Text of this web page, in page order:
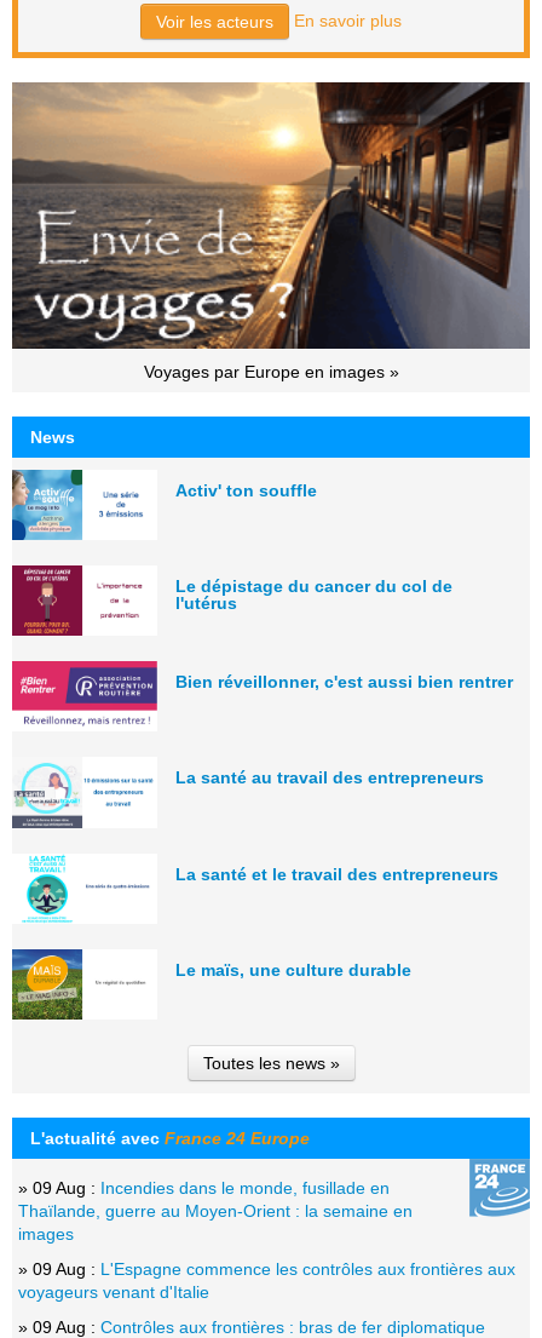
Voir les acteurs En savoir plus
Voyages par Europe en images »
News
Activ' ton souffle
Le dépistage du cancer du col de
l'utérus
Bien réveillonner, c'est aussi bien rentrer
La santé au travail des entrepreneurs
La santé et le travail des entrepreneurs
Le maïs, une culture durable
Toutes les news »
L'actualité avec France 24 Europe
» 09 Aug : Incendies dans le monde, fusillade en
Thaïlande, guerre au Moyen-Orient : la semaine en
images
» 09 Aug : L'Espagne commence les contrôles aux frontières aux
voyageurs venant d'Italie
» 09 Aug : Contrôles aux frontières : bras de fer diplomatique